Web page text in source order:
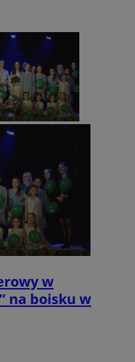
w
na boisku w